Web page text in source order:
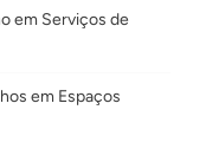
em Serviços de
em Espaços